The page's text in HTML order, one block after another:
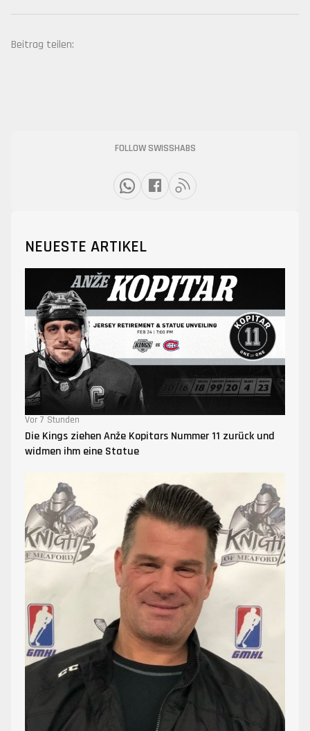
Beitrag teilen:
FOLLOW SWISSHABS
NEUESTE ARTIKEL
Vor 7 Stunden
Die Kings ziehen Anže Kopitars Nummer 11 zurück und
widmen ihm eine Statue